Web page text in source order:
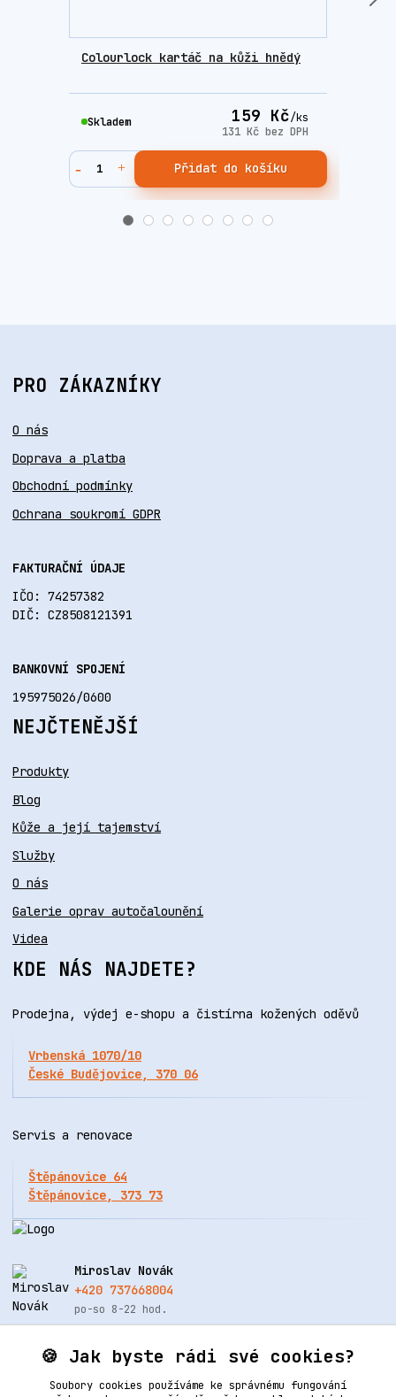
Colourlock kartáč na kůži hnědý
159 Kč/ks
131 Kč bez DPH
Skladem
Přidat do košíku
PRO ZÁKAZNÍKY
O nás
Doprava a platba
Obchodní podmínky
Ochrana soukromí GDPR
FAKTURAČNÍ ÚDAJE
IČO: 74257382
DIČ: CZ8508121391
BANKOVNÍ SPOJENÍ
195975026/0600
NEJČTENĚJŠÍ
Produkty
Blog
Kůže a její tajemství
Služby
O nás
Galerie oprav autočalounění
Videa
KDE NÁS NAJDETE?
Prodejna, výdej e-shopu a čistírna kožených oděvů
Vrbenská 1070/10
České Budějovice, 370 06
Servis a renovace
Štěpánovice 64
Štěpánovice, 373 73
Miroslav Novák
+420 737668004
po-so 8-22 hod.
info@renovacekuze.cz
🍪 Jak byste rádi své cookies?
Soubory cookies používáme ke správnému fungování